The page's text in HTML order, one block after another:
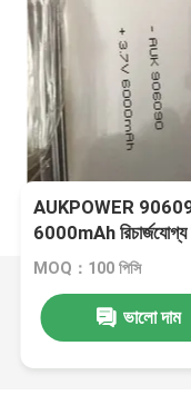
AUKPOWER 906090
6000mAh রিচার্জযোগ্য
MOQ：100 পিসি
ভালো দাম